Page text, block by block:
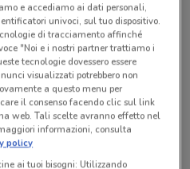
negozio
e accediamo ai dati personali,
univoci, sul tuo dispositivo.
di tracciamento affinché
"Noi e i nostri partner trattiamo i
tecnologie dovessero essere
visualizzati potrebbero non
a questo menu per
il consenso facendo clic sul link
web. Tali scelte avranno effetto nel
informazioni, consulta
policy
ai tuoi bisogni: Utilizzando